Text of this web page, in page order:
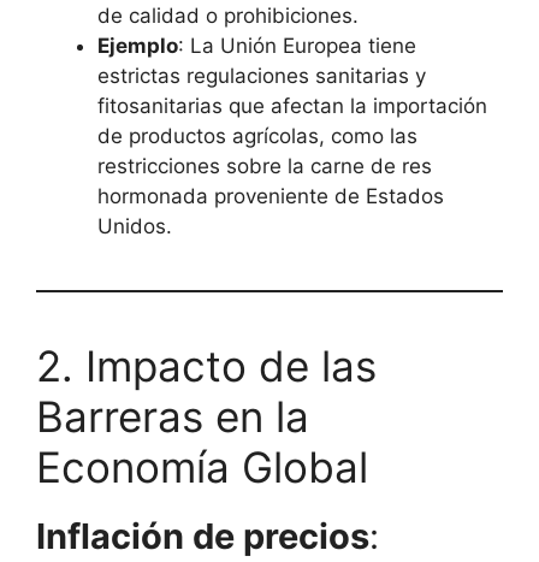
de calidad o prohibiciones.
Ejemplo: La Unión Europea tiene
estrictas regulaciones sanitarias y
fitosanitarias que afectan la importación
de productos agrícolas, como las
restricciones sobre la carne de res
hormonada proveniente de Estados
Unidos.
2. Impacto de las
Barreras en la
Economía Global
Inflación de precios: